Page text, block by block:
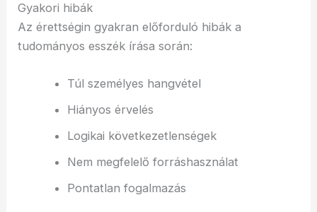
Gyakori hibák
Az érettségin gyakran előforduló hibák a
tudományos esszék írása során:
Túl személyes hangvétel
Hiányos érvelés
Logikai következetlenségek
Nem megfelelő forráshasználat
Pontatlan fogalmazás